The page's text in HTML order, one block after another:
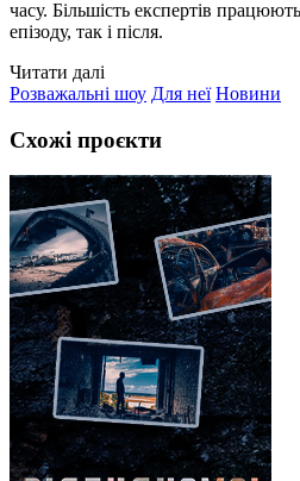
часу. Більшість експертів
епізоду, так і після.
Читати далі
Розважальні шоу Для неї Новини
Схожі проєкти